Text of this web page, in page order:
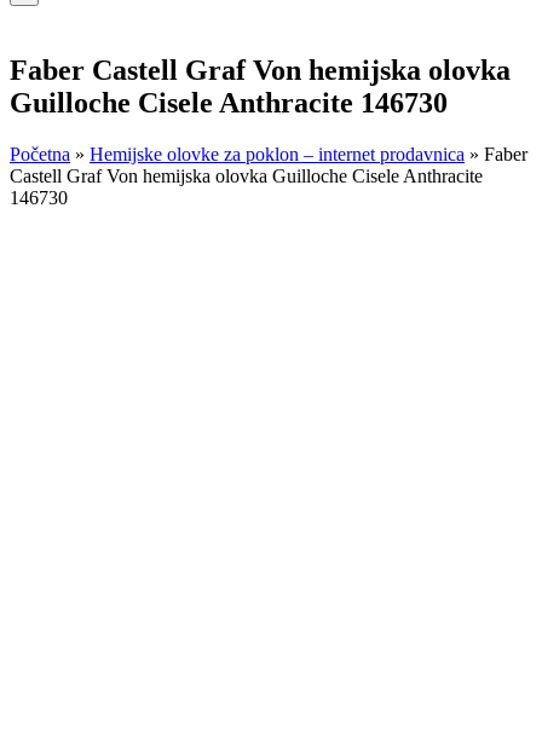
Faber Castell Graf Von hemijska olovka
Guilloche Cisele Anthracite 146730
Početna » Hemijske olovke za poklon – internet prodavnica » Faber
Castell Graf Von hemijska olovka Guilloche Cisele Anthracite
146730